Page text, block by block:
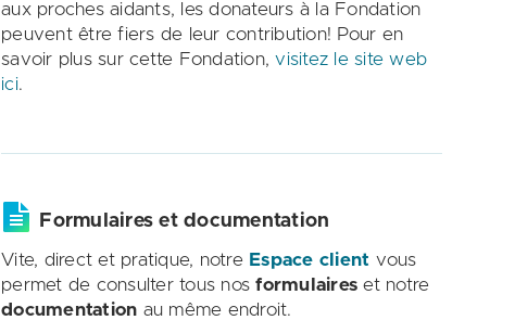
aux proches aidants, les donateurs à la Fondation
peuvent être fiers de leur contribution! Pour en
savoir plus sur cette Fondation,visitez le site web
ici.
Formulaires et documentation
Vite, direct et pratique, notre Espace client vous
permet de consulter tous nosformulaires et notre
documentation au même endroit.